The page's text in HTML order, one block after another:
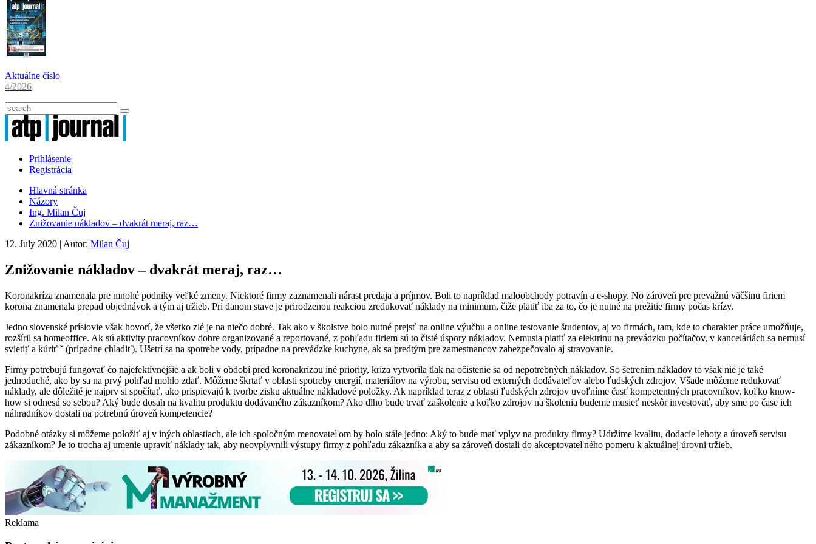
Aktuálne číslo
4/2026
Prihlásenie
Registrácia
Hlavná stránka
Názory
Ing. Milan Čuj
Znižovanie nákladov – dvakrát meraj, raz…
12. July 2020 | Autor: Milan Čuj
Znižovanie nákladov – dvakrát meraj, raz…
Koronakríza znamenala pre mnohé podniky veľké zmeny. Niektoré firmy zaznamenali nárast predaja a príjmov. Boli to napríklad maloobchody potravín a e-shopy. No zároveň pre prevažnú väčšinu firiem
korona znamenala prepad objednávok a tým aj tržieb. Pri danom stave je prirodzenou reakciou zredukovať náklady na minimum, čiže platiť iba za to, čo je nutné na prežitie firmy počas krízy.
Jedno slovenské príslovie však hovorí, že všetko zlé je na niečo dobré. Tak ako v školstve bolo nutné prejsť na online výučbu a online testovanie študentov, aj vo firmách, tam, kde to charakter práce umožňuje,
rozšíril sa homeoffice. Ak sú aktivity pracovníkov dobre organizované a reportované, z pohľadu firiem sú to čisté úspory nákladov. Nemusia platiť za elektrinu na prevádzku počítačov, v kanceláriách sa nemusí
svietiť a kúriť ˘ (prípadne chladiť). Ušetrí sa na spotrebe vody, prípadne na prevádzke kuchyne, ak sa predtým pre zamestnancov zabezpečovalo aj stravovanie.
Firmy potrebujú fungovať čo najefektívnejšie a ak boli v období pred koronakrízou iné priority, kríza vytvorila tlak na očistenie sa od nepotrebných nákladov. So šetrením nákladov to však nie je také
jednoduché, ako by sa na prvý pohľad mohlo zdať. Môžeme škrtať v oblasti spotreby energií, materiálov na výrobu, servisu od externých dodávateľov alebo ľudských zdrojov. Všade môžeme redukovať
náklady, ale dôležité je najprv si spočítať, ako prispievajú k tvorbe zisku aktuálne nákladové položky. Ak napríklad teraz z oblasti ľudských zdrojov uvoľníme časť kompetentných pracovníkov, koľko know-
how si odnesú so sebou? Aký bude dosah na kvalitu produktu dodávaného zákazníkom? Ako dlho bude trvať zaškolenie a koľko zdrojov na školenia budeme musieť neskôr investovať, aby sme po čase ich
náhradníkov dostali na potrebnú úroveň kompetencie?
Podobné otázky si môžeme položiť aj v iných oblastiach, ale ich spoločným menovateľom by bolo stále jedno: Aký to bude mať vplyv na produkty firmy? Udržíme kvalitu, dodacie lehoty a úroveň servisu
zákazníkom? Je to trocha aj umenie upraviť náklady tak, aby neovplyvnili výstupy firmy z pohľadu zákazníka a aby sa zároveň dostali do akceptovateľného pomeru k aktuálnej úrovni tržieb.
Reklama